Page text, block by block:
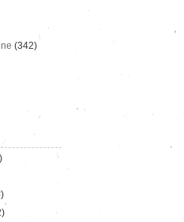
(342)